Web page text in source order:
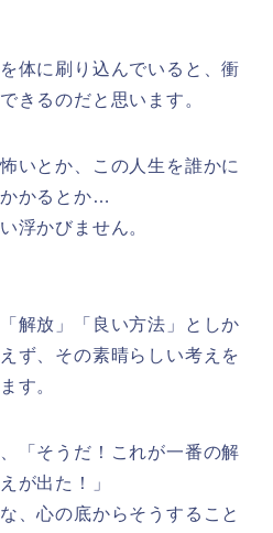
体に刷り込んでいると、衝
きるのだと思います。
いとか、この人生を誰かに
かるとか…
浮かびません。
解放」「良い方法」としか
ず、その素晴らしい考えを
す。
「そうだ！これが一番の解
が出た！」
、心の底からそうすること